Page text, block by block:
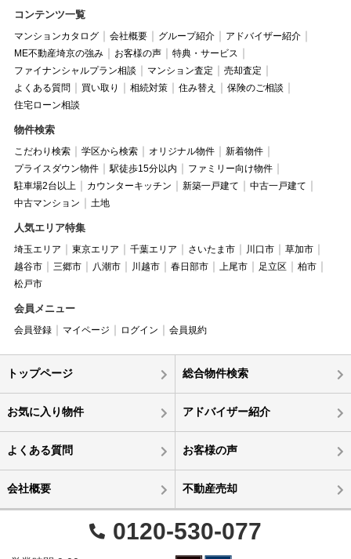
コンテンツ一覧
マンションカタログ 会社概要 グループ紹介
アドバイザー紹介
ME不動産埼京の強み
お客様の声
特典・サービス
ファイナンシャルプラン相談
マンション査定
売却査定
よくある質問
買い取り 相続対策 住み替え
保険のご相談
住宅ローン相談
物件検索
こだわり検索 学区から検索 オリジナル物件
新着物件
プライスダウン物件
駅徒歩15分以内
ファミリー向け物件
駐車場2台以上
カウンターキッチン 新築一戸建て
中古一戸建て
中古マンション
土地
人気エリア特集
埼玉エリア 東京エリア 千葉エリア さいたま市 川口市
草加市
越谷市
三郷市 八潮市 川越市 春日部市 上尾市 足立区
柏市
松戸市
会員メニュー
会員登録 マイページ ログイン 会員規約
トップページ 総合物件検索
お気に入り物件 アドバイザー紹介
よくある質問 お客様の声
会社概要 不動産売却
0120-530-077